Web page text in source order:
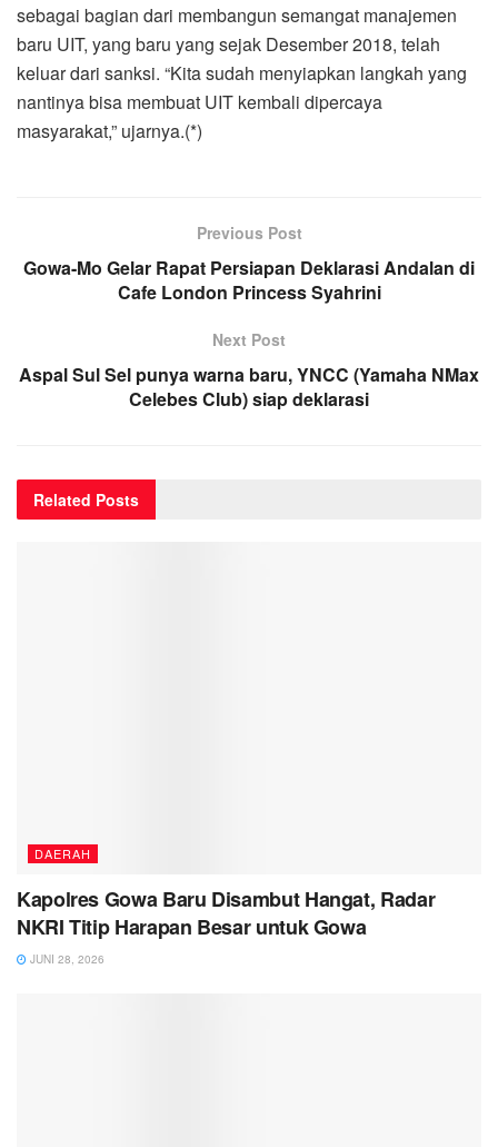
sebagai bagian dari membangun semangat manajemen
baru UIT, yang baru yang sejak Desember 2018, telah
keluar dari sanksi. “Kita sudah menyiapkan langkah yang
nantinya bisa membuat UIT kembali dipercaya
masyarakat,” ujarnya.(*)
Previous Post
Gowa-Mo Gelar Rapat Persiapan Deklarasi Andalan di
Cafe London Princess Syahrini
Next Post
Aspal Sul Sel punya warna baru, YNCC (Yamaha NMax
Celebes Club) siap deklarasi
Related Posts
DAERAH
Kapolres Gowa Baru Disambut Hangat, Radar
NKRI Titip Harapan Besar untuk Gowa
JUNI 28, 2026